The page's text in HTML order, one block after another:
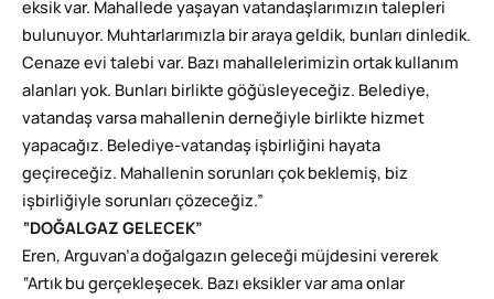
eksik var. Mahallede yaşayan vatandaşlarımızın talepleri
bulunuyor. Muhtarlarımızla bir araya geldik, bunları dinledik.
Cenaze evi talebi var. Bazı mahallelerimizin ortak kullanım
alanları yok. Bunları birlikte göğüsleyeceğiz. Belediye,
vatandaş varsa mahallenin derneğiyle birlikte hizmet
yapacağız. Belediye-vatandaş işbirliğini hayata
geçireceğiz. Mahallenin sorunları çok beklemiş, biz
işbirliğiyle sorunları çözeceğiz.”
“DOĞALGAZ GELECEK”
Eren, Arguvan’a doğalgazın geleceği müjdesini vererek
“Artık bu gerçekleşecek. Bazı eksikler var ama onlar